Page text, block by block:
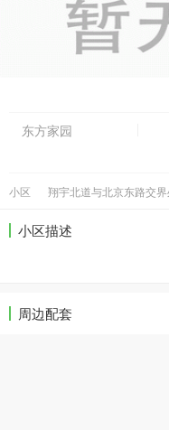
东方家园
小区 翔宇北道与北京东路交界
小区描述
周边配套